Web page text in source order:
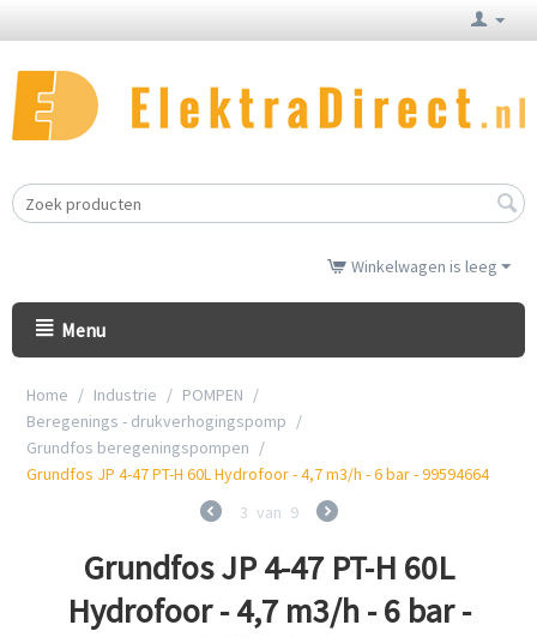
Winkelwagen is leeg
Menu
Home / Industrie / POMPEN /
Beregenings - drukverhogingspomp /
Grundfos beregeningspompen /
Grundfos JP 4-47 PT-H 60L Hydrofoor - 4,7 m3/h - 6 bar - 99594664
3 van 9
Grundfos JP 4-47 PT-H 60L
Hydrofoor - 4,7 m3/h - 6 bar -